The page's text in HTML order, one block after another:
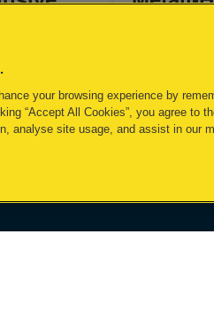
your browsing experience by
“Accept All Cookies”, you agree to
analyse site usage, and assist in our